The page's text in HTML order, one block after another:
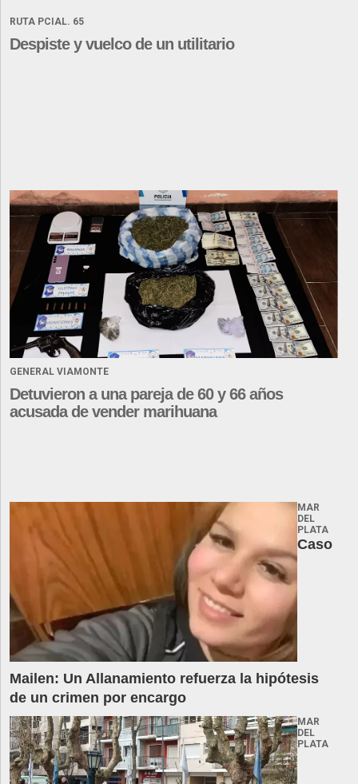
RUTA PCIAL. 65
Despiste y vuelco de un utilitario
GENERAL VIAMONTE
Detuvieron a una pareja de 60 y 66 años
acusada de vender marihuana
MAR
DEL
PLATA
Caso
Mailen: Un Allanamiento refuerza la hipótesis
de un crimen por encargo
MAR
DEL
PLATA